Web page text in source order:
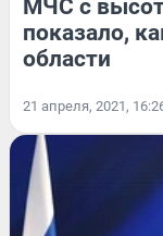
МЧС с
показало,
области
21 апреля, 2021,